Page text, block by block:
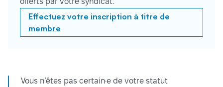
Effectuez votre inscription à titre de
membre
Vous n’êtes pas certain·e de votre statut